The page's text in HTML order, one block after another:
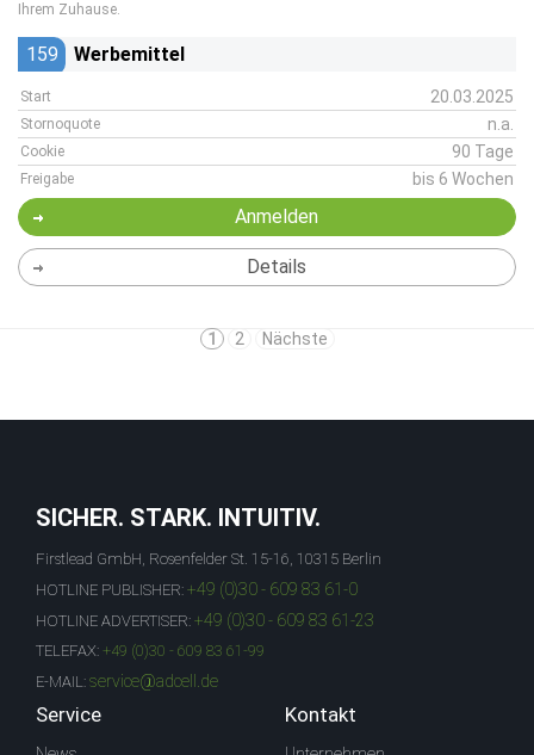
Ihrem Zuhause.
159 Werbemittel
Start 20.03.2025
Stornoquote n.a.
Cookie 90 Tage
Freigabe bis 6 Wochen
Anmelden
Details
1 2 Nächste
SICHER. STARK. INTUITIV.
Firstlead GmbH, Rosenfelder St. 15-16, 10315 Berlin
HOTLINE PUBLISHER: +49 (0)30 - 609 83 61-0
HOTLINE ADVERTISER: +49 (0)30 - 609 83 61-23
TELEFAX: +49 (0)30 - 609 83 61-99
E-MAIL: service@adcell.de
Service Kontakt